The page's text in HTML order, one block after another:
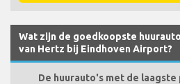
Wat zijn de goedkoopste
van Hertz bij Eindhoven Airport?
De huurauto's met de